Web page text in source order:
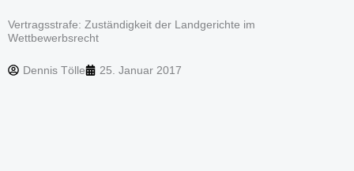
Vertragsstrafe: Zuständigkeit der Landgerichte im
Wettbewerbsrecht
Dennis Tölle 25. Januar 2017